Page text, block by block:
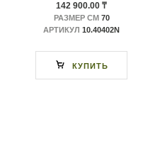
142 900.00 ₸
РАЗМЕР СМ70
АРТИКУЛ 10.40402N
КУПИТЬ